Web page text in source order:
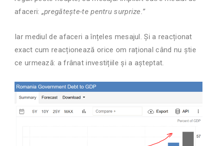
afaceri: „pregătește-te pentru surprize.”
Iar mediul de afaceri a înțeles mesajul. Și a reacționat
exact cum reacționează orice om rațional când nu știe
ce urmează: a frânat investițiile și a așteptat.